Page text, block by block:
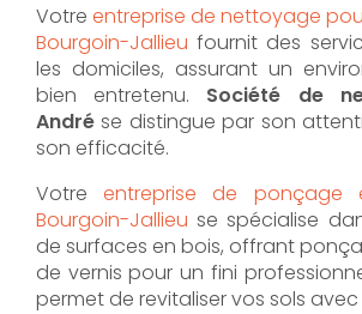
Votre entreprise de nettoyage
Bourgoin-Jallieu fournit des
les domiciles, assurant un
bien entretenu. Société de
André se distingue par son
son efficacité.
Votreentreprise de ponçage
Bourgoin-Jallieu se spécialise
de surfaces en bois, offrant
de vernis pour un fini
permet de revitaliser vos sols